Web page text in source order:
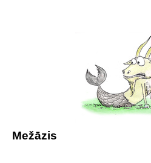
Mežāzis